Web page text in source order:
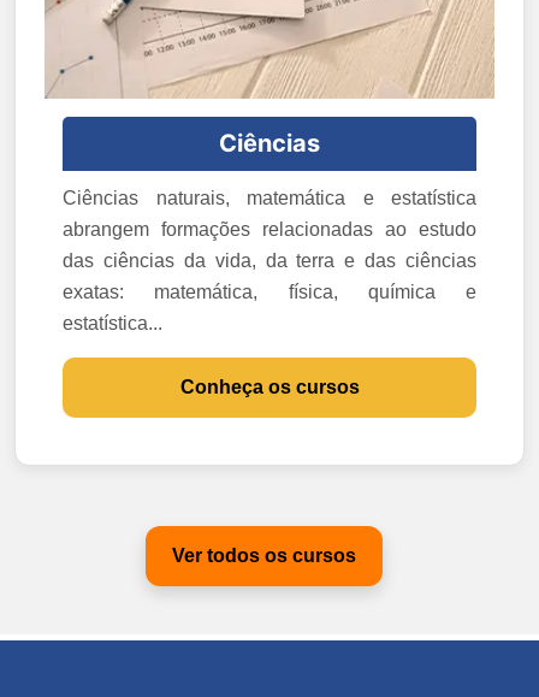
Ciências
Ciências naturais, matemática e estatística
abrangem formações relacionadas ao estudo
das ciências da vida, da terra e das ciências
exatas: matemática, física, química e
estatística...
Conheça os cursos
Ver todos os cursos